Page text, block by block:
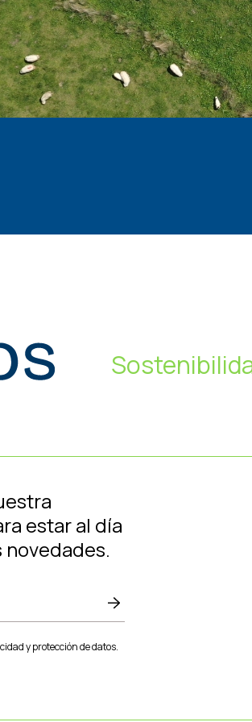
estar al día
novedades.
y protección de datos.